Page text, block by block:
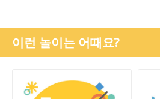
이런 놀이는 어때요?